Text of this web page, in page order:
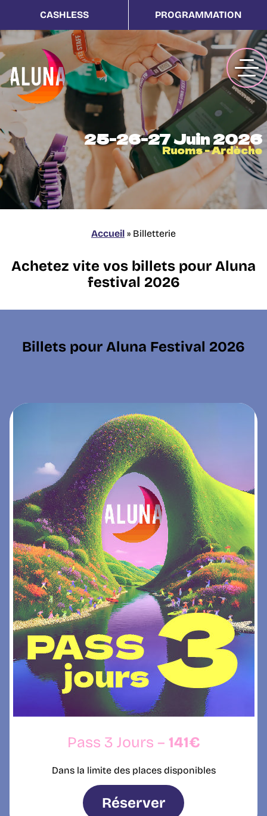
25-26-27 Juin 2026
Ruoms - Ardèche
CASHLESS PROGRAMMATION
Accueil » Billetterie
Achetez vite vos billets pour Aluna
festival 2026
Billets pour Aluna Festival 2026
Pass 3 Jours – 141€
Dans la limite des places disponibles
Réserver